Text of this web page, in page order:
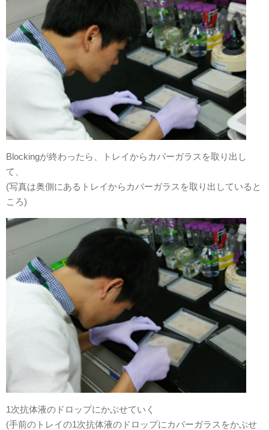
Blockingが終わったら、トレイからカバーガラスを取り出し
て、
(写真は奥側にあるトレイからカバーガラスを取り出していると
ころ)
1次抗体液のドロップにかぶせていく
(手前のトレイの1次抗体液のドロップにカバーガラスをかぶせ